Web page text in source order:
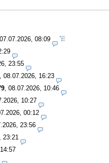
07.07.2026, 08:09
23:55
08.07.2026, 16:23
08.07.2026, 10:46
10:27
00:12
23:56
23:21